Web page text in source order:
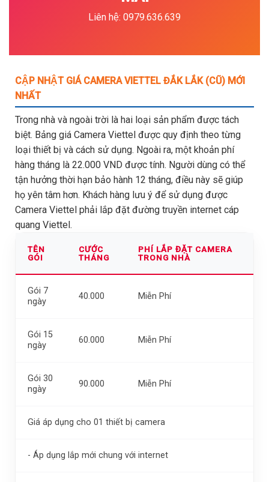
Liên hệ: 0979.636.639
CẬP NHẬT GIÁ CAMERA VIETTEL ĐẮK LẮK (CŨ) MỚI
NHẤT
Trong nhà và ngoài trời là hai loại sản phẩm được tách
biệt. Bảng giá Camera Viettel được quy định theo từng
loại thiết bị và cách sử dụng. Ngoài ra, một khoản phí
hàng tháng là 22.000 VND được tính. Người dùng có thể
tận hưởng thời hạn bảo hành 12 tháng, điều này sẽ giúp
họ yên tâm hơn. Khách hàng lưu ý để sử dụng được
Camera Viettel phải lắp đặt đường truyền internet cáp
quang Viettel.
TÊN
GÓI
CƯỚC
THÁNG
PHÍ LẮP ĐẶT CAMERA
TRONG NHÀ
Gói 7
ngày
40.000 Miễn Phí
Gói 15
ngày
60.000 Miễn Phí
Gói 30
ngày
90.000 Miễn Phí
Giá áp dụng cho 01 thiết bị camera
- Áp dụng lắp mới chung với internet